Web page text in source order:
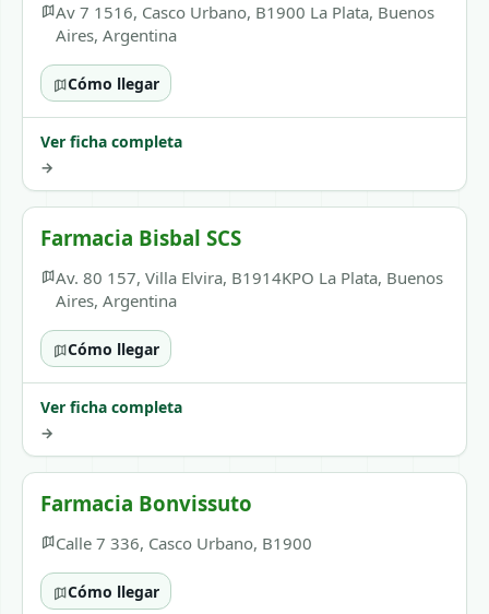
Av 7 1516, Casco Urbano, B1900 La Plata, Buenos
Aires, Argentina
Cómo llegar
Ver ficha completa
→
Farmacia Bisbal SCS
Av. 80 157, Villa Elvira, B1914KPO La Plata, Buenos
Aires, Argentina
Cómo llegar
Ver ficha completa
→
Farmacia Bonvissuto
Calle 7 336, Casco Urbano, B1900
Cómo llegar